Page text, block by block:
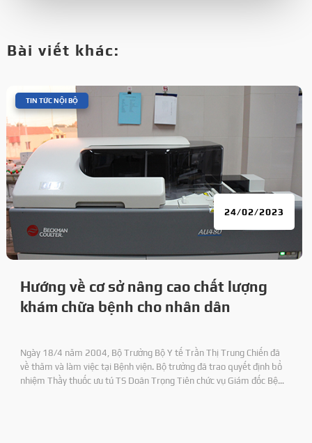
Bài viết khác:
Hướng về cơ sở nâng cao chất lượng
khám chữa bệnh cho nhân dân
24/02/2023
TIN TỨC NỘI BỘ
Ngày 18/4 năm 2004, Bộ Trưởng Bộ Y tế Trần Thị Trung Chiến đã
về thăm và làm việc tại Bệnh viện. Bộ trưởng đã trao quyết định bổ
nhiệm Thầy thuốc ưu tú TS Doãn Trọng Tiên chức vụ Giám đốc Bệnh